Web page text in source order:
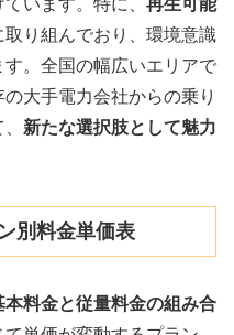
います。特に、 再生可能
取り組んでおり、環境意識
。全国の幅広いエリアで
大手電力会社からの乗り
新たな選択肢として魅力
別料金単価表
本料金と従量料金の組み合